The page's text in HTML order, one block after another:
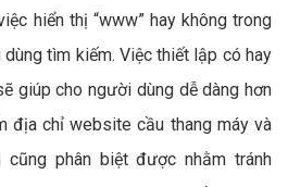
hiển thị “www” hay không trong
tìm kiếm. Việc thiết lập có hay
giúp cho người dùng dễ dàng hơn
địa chỉ website cầu thang máy và
phân biệt được nhằm tránh